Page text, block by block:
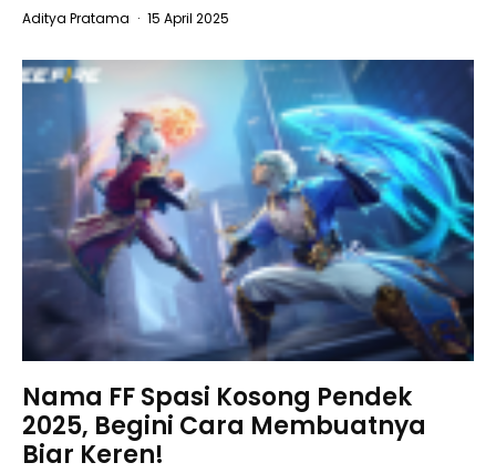
Aditya Pratama · 15 April 2025
Nama FF Spasi Kosong Pendek
2025, Begini Cara Membuatnya
Biar Keren!